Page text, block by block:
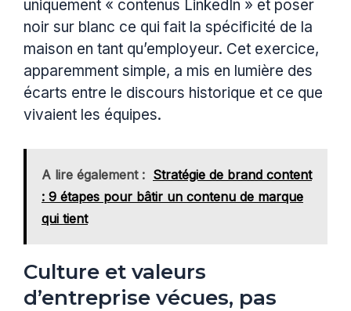
uniquement « contenus LinkedIn » et poser
noir sur blanc ce qui fait la spécificité de la
maison en tant qu’employeur. Cet exercice,
apparemment simple, a mis en lumière des
écarts entre le discours historique et ce que
vivaient les équipes.
A lire également : Stratégie de brand content
: 9 étapes pour bâtir un contenu de marque
qui tient
Culture et valeurs
d’entreprise vécues, pas